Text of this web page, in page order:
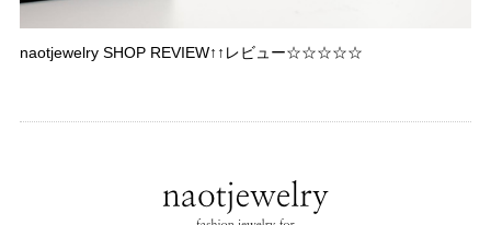
naotjewelry SHOP REVIEW↑↑レビュー☆☆☆☆☆